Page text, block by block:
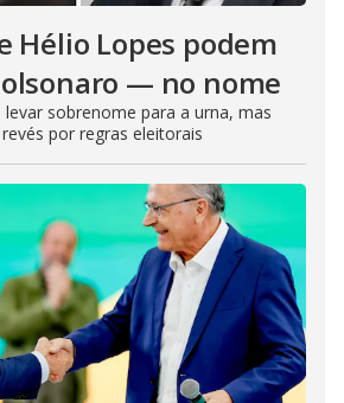
Hélio Lopes podem
— no nome
sobrenome para a urna, mas
por regras eleitorais